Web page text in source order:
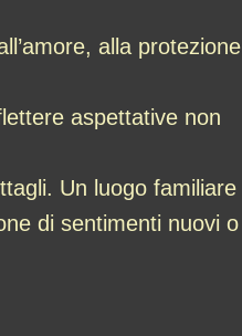
alla protezione
aspettative non
Un luogo familiare
di sentimenti nuovi o